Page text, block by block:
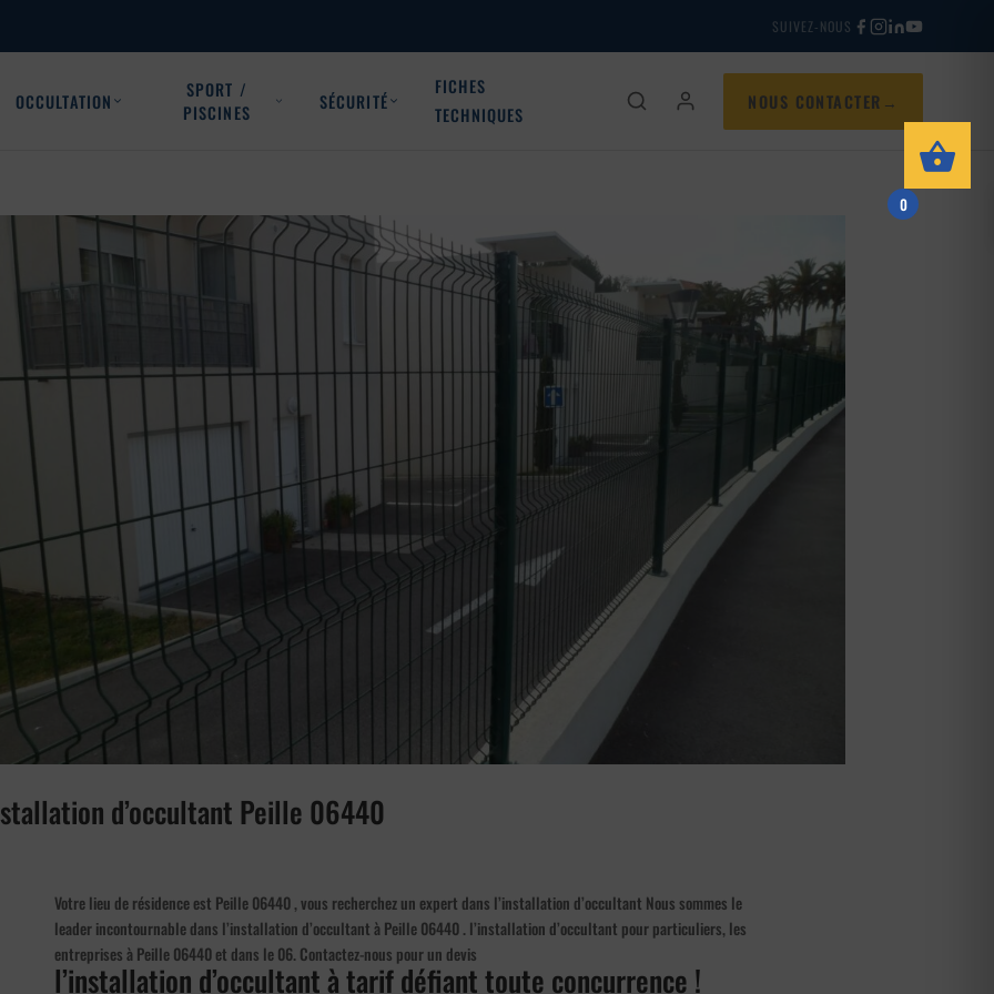
SUIVEZ-NOUS
OCCULTATION
SPORT /
PISCINES
SÉCURITÉ
FICHES
TECHNIQUES
NOUS CONTACTER
d’occultant Peille 06440
Votre lieu de résidence est Peille 06440 , vous recherchez un expert dans l’installation d’occultant Nous sommes le
leader incontournable dans l’installation d’occultant à Peille 06440 . l’installation d’occultant pour particuliers, les
entreprises à Peille 06440 et dans le 06. Contactez-nous pour un devis
l’installation d’occultant à tarif défiant toute concurrence !
0